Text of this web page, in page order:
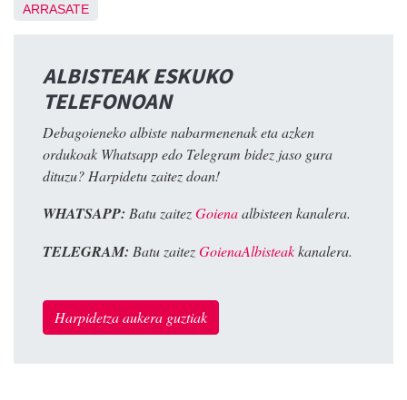
ARRASATE
ALBISTEAK ESKUKO
TELEFONOAN
Debagoieneko albiste nabarmenenak eta azken
ordukoak Whatsapp edo Telegram bidez jaso gura
dituzu? Harpidetu zaitez doan!
WHATSAPP: Batu zaitezGoienaalbisteen kanalera.
TELEGRAM: Batu zaitezGoienaAlbisteakkanalera.
Harpidetza aukera guztiak